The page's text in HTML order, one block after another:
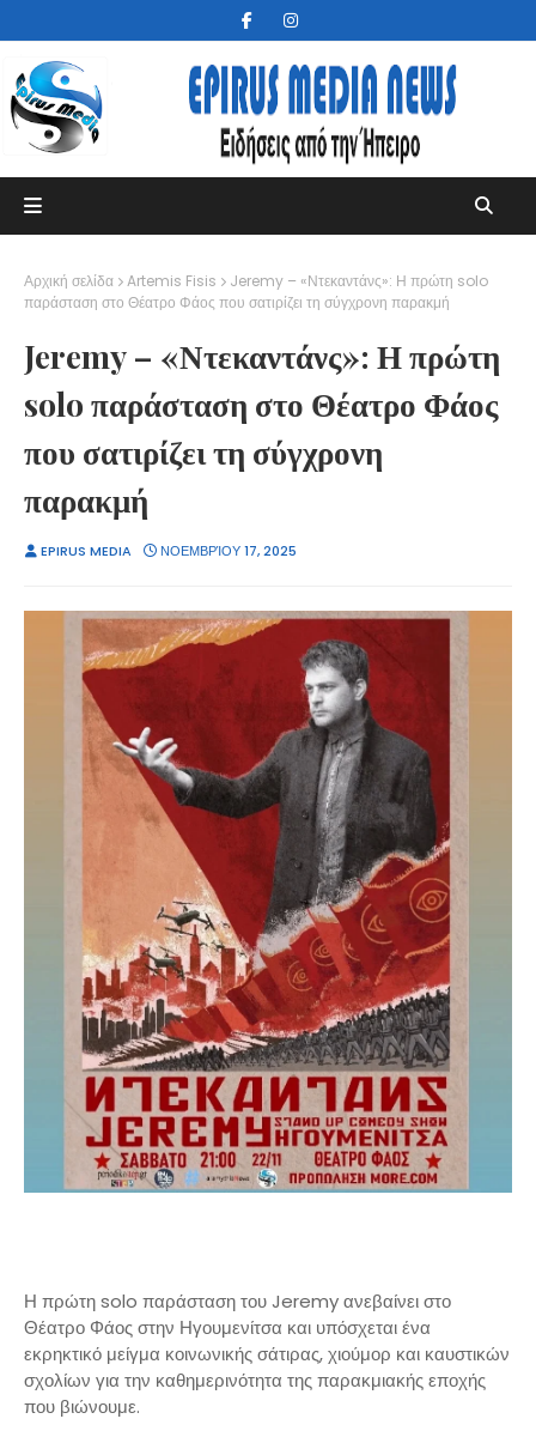
Αρχική σελίδα Artemis Fisis
Jeremy – «Ντεκαντάνς»: Η πρώτη solo
παράσταση στο Θέατρο Φάος που σατιρίζει τη σύγχρονη παρακμή
Jeremy – «Ντεκαντάνς»: Η πρώτη
solo παράσταση στο Θέατρο Φάος
που σατιρίζει τη σύγχρονη
παρακμή
EPIRUS MEDIA ΝΟΕΜΒΡΊΟΥ 17, 2025
Η πρώτη solo παράσταση του Jeremy ανεβαίνει στο
Θέατρο Φάος στην Ηγουμενίτσα και υπόσχεται ένα
εκρηκτικό μείγμα κοινωνικής σάτιρας, χιούμορ και καυστικών
σχολίων για την καθημερινότητα της παρακμιακής εποχής
που βιώνουμε.